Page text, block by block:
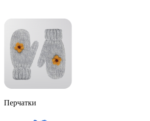
Перчатки